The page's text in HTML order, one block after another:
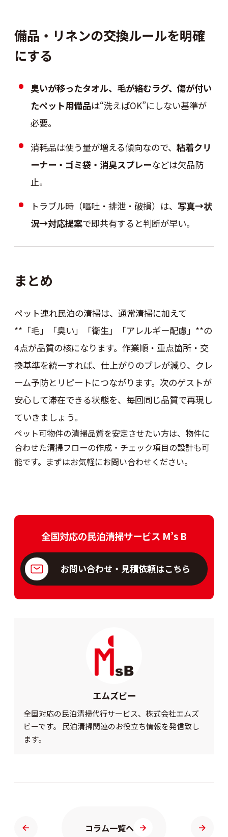
備品・リネンの交換ルールを明確
にする
臭いが移ったタオル、毛が絡むラグ、傷が付い
たペット用備品は“洗えばOK”にしない基準が
必要。
消耗品は使う量が増える傾向なので、 粘着クリ
ーナー・ゴミ袋・消臭スプレーなどは欠品防
止。
トラブル時（嘔吐・排泄・破損）は、 写真→状
況→対応提案で即共有すると判断が早い。
まとめ
ペット連れ民泊の清掃は、通常清掃に加えて
**「毛」「臭い」「衛生」「アレルギー配慮」**の
4点が品質の核になります。作業順・重点箇所・交
換基準を統一すれば、仕上がりのブレが減り、クレ
ーム予防とリピートにつながります。次のゲストが
安心して滞在できる状態を、毎回同じ品質で再現し
ていきましょう。
ペット可物件の清掃品質を安定させたい方は、物件に
合わせた清掃フローの作成・チェック項目の設計も可
能です。まずはお気軽にお問い合わせください。
全国対応の民泊清掃サービス M’s B
お問い合わせ・見積依頼はこちら
エムズビー
全国対応の民泊清掃代行サービス、株式会社エムズ
ビーです。 民泊清掃関連のお役立ち情報を発信致し
ます。
コラム一覧へ